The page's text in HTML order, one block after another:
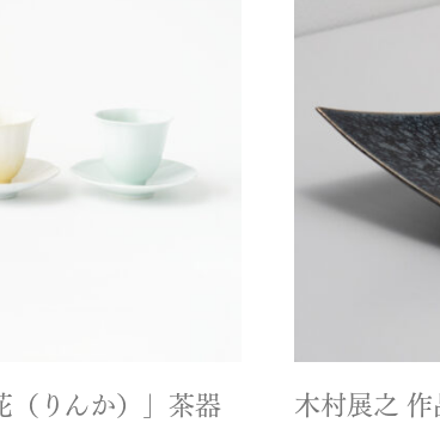
（りんか）」茶器
木村展之